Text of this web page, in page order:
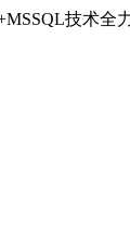
技术